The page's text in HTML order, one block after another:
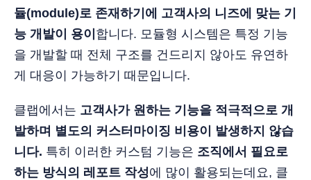
듈(module)로 존재하기에 고객사의 니즈에 맞는 기
능 개발이 용이 합니다. 모듈형 시스템은 특정 기능
을 개발할 때 전체 구조를 건드리지 않아도 유연하
게 대응이 가능하기 때문입니다.
클랩에서는 고객사가 원하는 기능을 적극적으로 개
발하며 별도의 커스터마이징 비용이 발생하지 않습
니다. 특히 이러한 커스텀 기능은 조직에서 필요로
하는 방식의 레포트 작성에 많이 활용되는데요, 클